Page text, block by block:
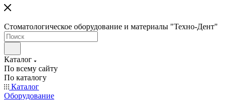
Стоматологическое оборудование и материалы "Техно-Дент"
Каталог
По всему сайту
По каталогу
Каталог
Оборудование